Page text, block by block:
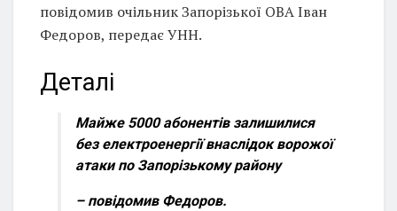
повідомив очільник Запорізької ОВА Іван
Федоров, передає УНН.
Деталі
Майже 5000 абонентів залишилися
без електроенергії внаслідок ворожої
атаки по Запорізькому району
– повідомив Федоров.